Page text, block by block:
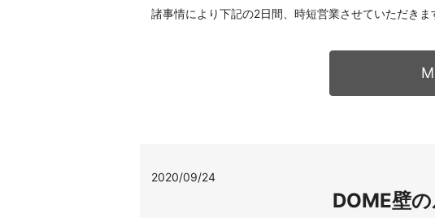
諸事情により下記の2日間、時短営業させていただ
2020/09/24
DOME壁